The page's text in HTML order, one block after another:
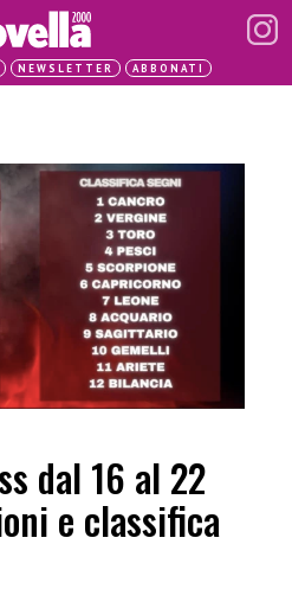
NEWSLETTER ABBONATI
dal 16 al 22
e classifica